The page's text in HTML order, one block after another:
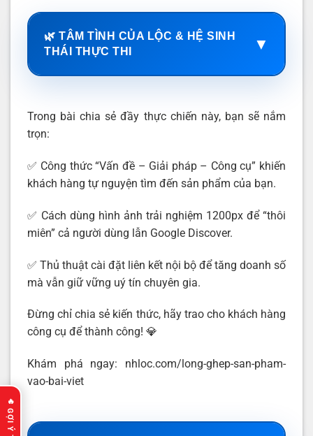
🌿 TÂM TÌNH CỦA LỘC & HỆ SINH
THÁI THỰC THI
▼
Trong bài chia sẻ đầy thực chiến này, bạn sẽ nắm
trọn:
✅ Công thức “Vấn đề – Giải pháp – Công cụ” khiến
khách hàng tự nguyện tìm đến sản phẩm của bạn.
✅ Cách dùng hình ảnh trải nghiệm 1200px để “thôi
miên” cả người dùng lẫn Google Discover.
✅ Thủ thuật cài đặt liên kết nội bộ để tăng doanh số
mà vẫn giữ vững uý tín chuyên gia.
Đừng chỉ chia sẻ kiến thức, hãy trao cho khách hàng
công cụ để thành công! 💎
Khám phá ngay: nhloc.com/long-ghep-san-pham-
vao-bai-viet